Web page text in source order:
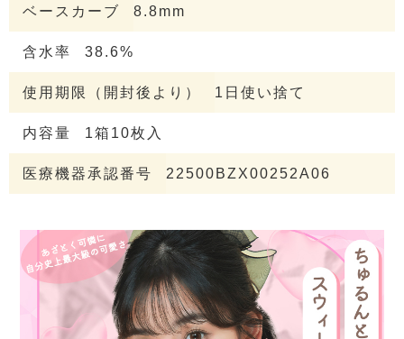
ベースカーブ 8.8mm
含水率 38.6%
使用期限（開封後より） 1日使い捨て
内容量 1箱10枚入
医療機器承認番号 22500BZX00252A06